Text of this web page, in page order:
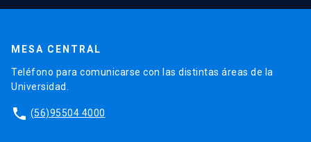
MESA CENTRAL
Teléfono para comunicarse con las distintas áreas de la
Universidad.
phone (56)95504 4000